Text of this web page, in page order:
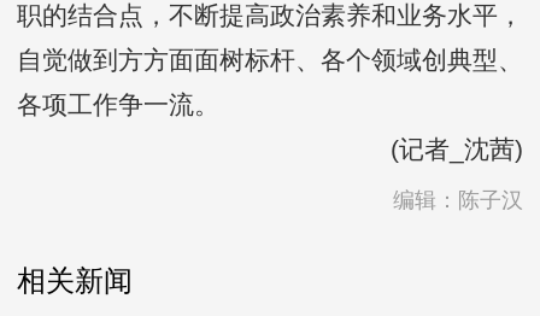
职的结合点，不断提高政治素养和业务水平，
自觉做到方方面面树标杆、各个领域创典型、
各项工作争一流。
(记者_沈茜)
编辑：陈子汉
相关新闻